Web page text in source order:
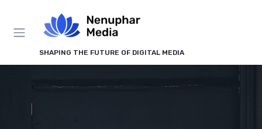
SHAPING THE FUTURE OF DIGITAL MEDIA